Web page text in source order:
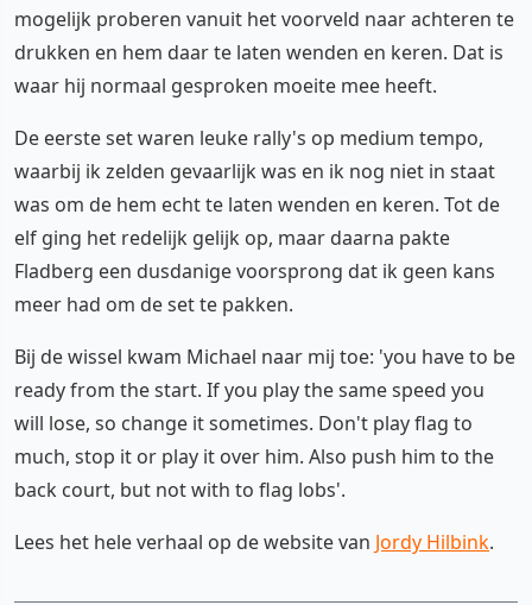
mogelijk proberen vanuit het voorveld naar achteren te
drukken en hem daar te laten wenden en keren. Dat is
waar hij normaal gesproken moeite mee heeft.
De eerste set waren leuke rally's op medium tempo,
waarbij ik zelden gevaarlijk was en ik nog niet in staat
was om de hem echt te laten wenden en keren. Tot de
elf ging het redelijk gelijk op, maar daarna pakte
Fladberg een dusdanige voorsprong dat ik geen kans
meer had om de set te pakken.
Bij de wissel kwam Michael naar mij toe: 'you have to be
ready from the start. If you play the same speed you
will lose, so change it sometimes. Don't play flag to
much, stop it or play it over him. Also push him to the
back court, but not with to flag lobs'.
Lees het hele verhaal op de website van Jordy Hilbink.